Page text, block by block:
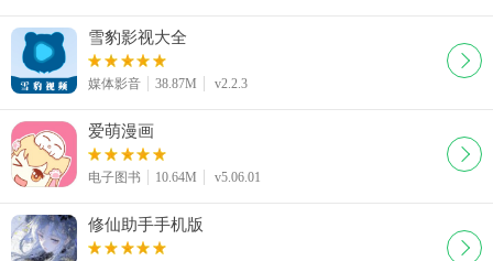
雪豹影视大全
媒体影音 38.87M v2.2.3
爱萌漫画
电子图书 10.64M v5.06.01
修仙助手手机版